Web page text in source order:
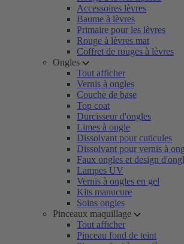
Accessoires lèvres
Baume à lèvres
Primaire pour les lèvres
Rouge à lèvres mat
Coffret de rouges à lèvres
Ongles
Tout afficher
Vernis à ongles
Couche de base
Top coat
Durcisseur d'ongles
Limes à ongle
Dissolvant pour cuticules
Dissolvant pour vernis à
Faux ongles et design
Lampes UV
Vernis à ongles en gel
Kits manucure
Soins ongles
Pinceaux maquillage
Tout afficher
Pinceau fond de teint